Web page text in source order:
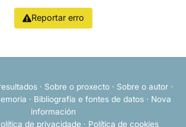
Reportar erro
· Sobre o proxecto· Sobre o autor·
· Bibliografía e fontes de datos· Nova
información
de privacidade · Política de cookies